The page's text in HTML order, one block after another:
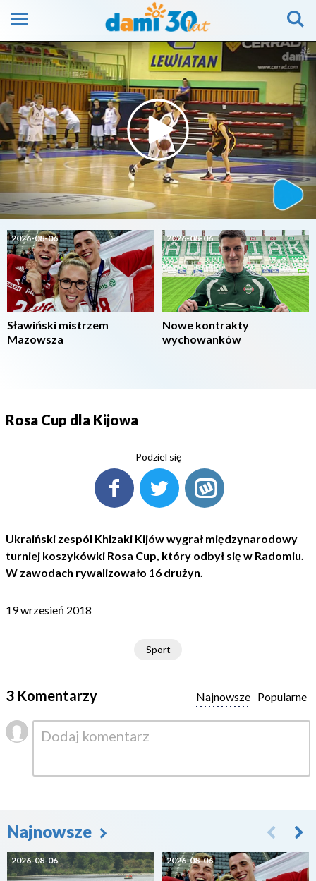
2026-08-06
Sławiński mistrzem
Mazowsza
2026-08-06
Nowe kontrakty
wychowanków
Rosa Cup dla Kijowa
Podziel się
Ukraiński zespól Khizaki Kijów wygrał międzynarodowy
turniej koszykówki Rosa Cup, który odbył się w Radomiu.
W zawodach rywalizowało 16 drużyn.
19 wrzesień 2018
Sport
3 Komentarzy Popularne
Najnowsze
Najnowsze
2026-08-06 2026-08-06